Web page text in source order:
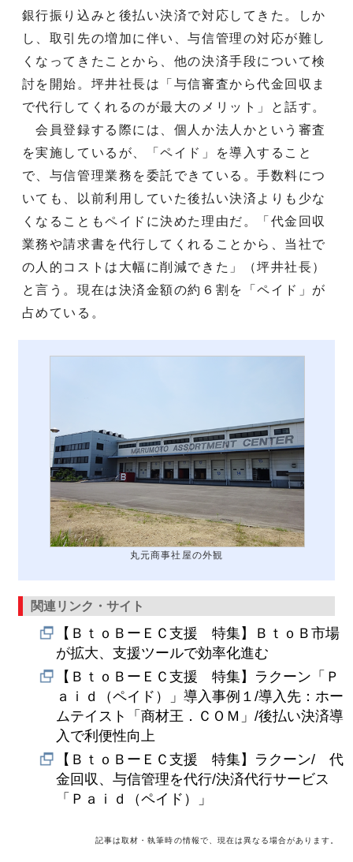
銀行振り込みと後払い決済で対応してきた。しか
し、取引先の増加に伴い、与信管理の対応が難し
くなってきたことから、他の決済手段について検
討を開始。坪井社長は「与信審査から代金回収ま
で代行してくれるのが最大のメリット」と話す。
会員登録する際には、個人か法人かという審査
を実施しているが、「ペイド」を導入すること
で、与信管理業務を委託できている。手数料につ
いても、以前利用していた後払い決済よりも少な
くなることもペイドに決めた理由だ。「代金回収
業務や請求書を代行してくれることから、当社で
の人的コストは大幅に削減できた」（坪井社長）
と言う。現在は決済金額の約６割を「ペイド」が
占めている。
丸元商事社屋の外観
関連リンク・サイト
【ＢｔｏＢーＥＣ支援 特集】ＢｔｏＢ市場
が拡大、支援ツールで効率化進む
【ＢｔｏＢーＥＣ支援 特集】ラクーン「Ｐ
ａｉｄ（ペイド）」導入事例１/導入先：ホー
ムテイスト「商材王．ＣＯＭ」/後払い決済導
入で利便性向上
【ＢｔｏＢーＥＣ支援 特集】ラクーン/ 代
金回収、与信管理を代行/決済代行サービス
「Ｐａｉｄ（ペイド）」
記事は取材・執筆時の情報で、現在は異なる場合があります。